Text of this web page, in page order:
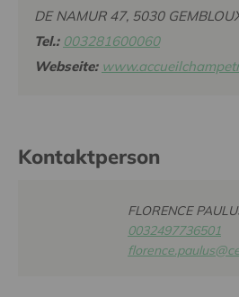
DE NAMUR 47, 5030
Tel.: 003281600060
Webseite:
Kontaktperson
FLORENCE
0032497736501